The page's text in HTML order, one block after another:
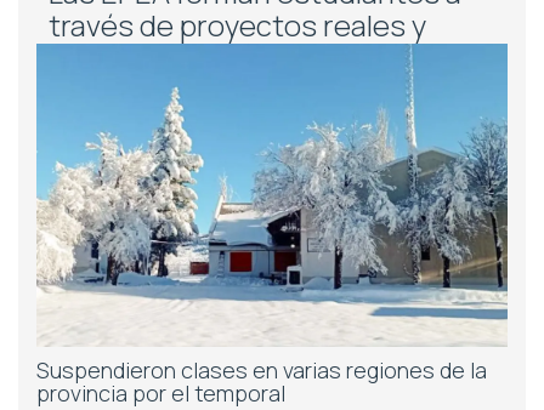
través de proyectos reales y
trabajo en equipo
Suspendieron clases en varias regiones de la
provincia por el temporal